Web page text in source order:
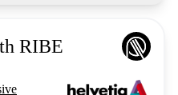
RIBE